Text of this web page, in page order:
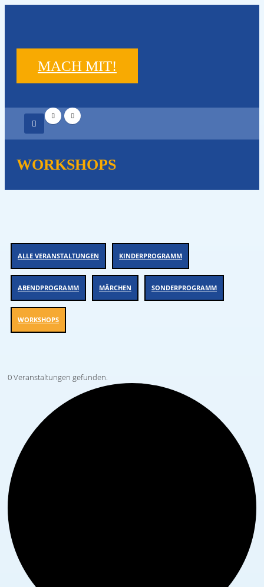
MACH MIT!
WORKSHOPS
ALLE VERANSTALTUNGEN KINDERPROGRAMM
ABENDPROGRAMM MÄRCHEN SONDERPROGRAMM
WORKSHOPS
0 Veranstaltungen gefunden.